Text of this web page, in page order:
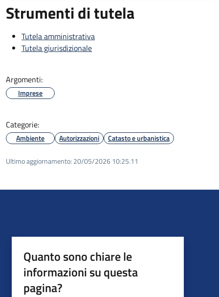
Strumenti di tutela
Tutela amministrativa
Tutela giurisdizionale
Argomenti:
Imprese
Categorie:
Ambiente Autorizzazioni Catasto e urbanistica
Ultimo aggiornamento: 20/05/2026 10:25.11
Quanto sono chiare le
informazioni su questa
pagina?